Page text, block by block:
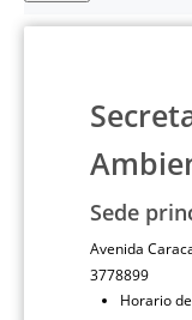
Sede
Avenida
3778899
Horario